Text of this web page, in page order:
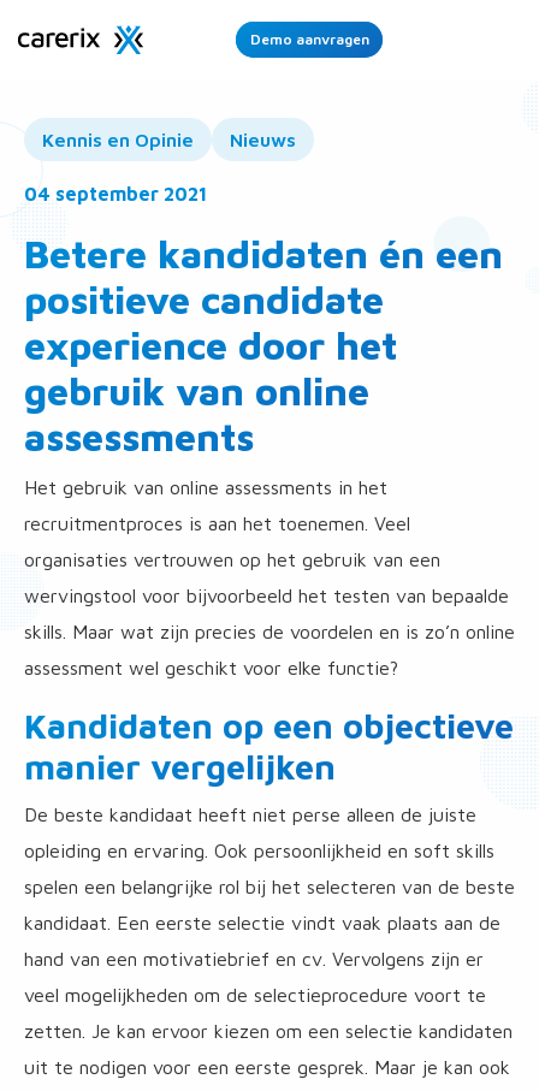
Demo aanvragen
Kennis en Opinie Nieuws
04 september 2021
Betere kandidaten én een
positieve candidate
experience door het
gebruik van online
assessments
Het gebruik van online assessments in het
recruitmentproces is aan het toenemen. Veel
organisaties vertrouwen op het gebruik van een
wervingstool voor bijvoorbeeld het testen van bepaalde
skills. Maar wat zijn precies de voordelen en is zo’n online
assessment wel geschikt voor elke functie?
Kandidaten op een objectieve
manier vergelijken
De beste kandidaat heeft niet perse alleen de juiste
opleiding en ervaring. Ook persoonlijkheid en soft skills
spelen een belangrijke rol bij het selecteren van de beste
kandidaat. Een eerste selectie vindt vaak plaats aan de
hand van een motivatiebrief en cv. Vervolgens zijn er
veel mogelijkheden om de selectieprocedure voort te
zetten. Je kan ervoor kiezen om een selectie kandidaten
uit te nodigen voor een eerste gesprek. Maar je kan ook